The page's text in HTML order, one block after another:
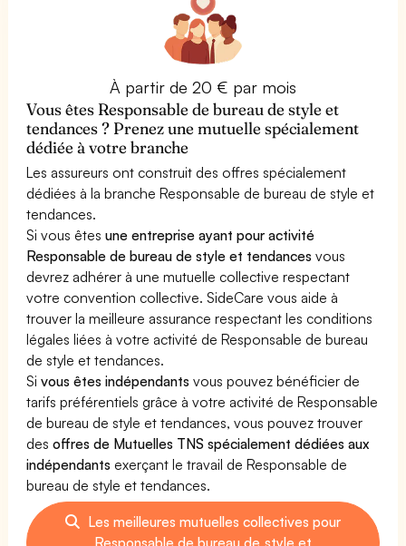
À partir de 20 € par mois
Vous êtes Responsable de bureau de style et
tendances ? Prenez une mutuelle spécialement
dédiée à votre branche
Les assureurs ont construit des offres spécialement
dédiées à la branche Responsable de bureau de style et
tendances.
Si vous êtesune entreprise ayant pour activité
Responsable de bureau de style et tendances vous
devrez adhérer à une mutuelle collective respectant
votre convention collective. SideCare vous aide à
trouver la meilleure assurance respectant les conditions
légales liées à votre activité de Responsable de bureau
de style et tendances.
Sivous êtes indépendants vous pouvez bénéficier de
tarifs préférentiels grâce à votre activité de Responsable
de bureau de style et tendances, vous pouvez trouver
desoffres de Mutuelles TNS spécialement dédiées aux
indépendants exerçant le travail de Responsable de
bureau de style et tendances.
Les meilleures mutuelles collectives pour
Responsable de bureau de style et